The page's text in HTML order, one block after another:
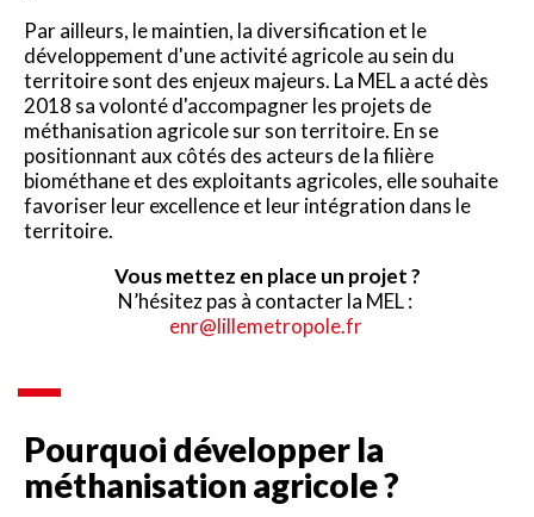
Par ailleurs, le maintien, la diversification et le
développement d'une activité agricole au sein du
territoire sont des enjeux majeurs. La MEL a acté dès
2018 sa volonté d'accompagner les projets de
méthanisation agricole sur son territoire. En se
positionnant aux côtés des acteurs de la filière
biométhane et des exploitants agricoles, elle souhaite
favoriser leur excellence et leur intégration dans le
territoire.
Vous mettez en place un projet ?
N’hésitez pas à contacter la MEL :
enr@lillemetropole.fr
Pourquoi développer la
méthanisation agricole ?